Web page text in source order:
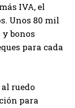
IVA, el
Unos 80 mil
bonos
para cada
ruedo
para